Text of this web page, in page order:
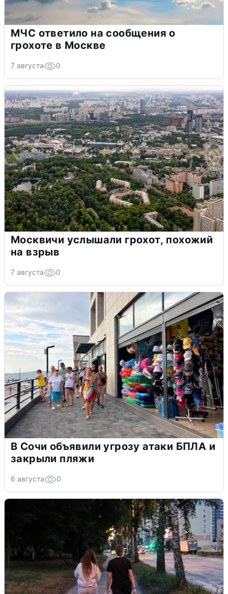
МЧС ответило на сообщения о
грохоте в Москве
7 августа 0
Москвичи услышали грохот, похожий
на взрыв
7 августа 0
В Сочи объявили угрозу атаки БПЛА и
закрыли пляжи
6 августа 0